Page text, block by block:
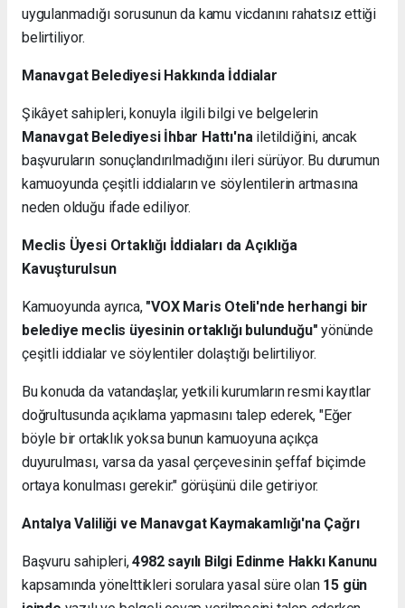
uygulanmadığı sorusunun da kamu vicdanını rahatsız ettiği
belirtiliyor.
Manavgat Belediyesi Hakkında İddialar
Şikâyet sahipleri, konuyla ilgili bilgi ve belgelerin
Manavgat Belediyesi İhbar Hattı'na iletildiğini, ancak
başvuruların sonuçlandırılmadığını ileri sürüyor. Bu durumun
kamuoyunda çeşitli iddiaların ve söylentilerin artmasına
neden olduğu ifade ediliyor.
Meclis Üyesi Ortaklığı İddiaları da Açıklığa
Kavuşturulsun
Kamuoyunda ayrıca, "VOX Maris Oteli'nde herhangi bir
belediye meclis üyesinin ortaklığı bulunduğu" yönünde
çeşitli iddialar ve söylentiler dolaştığı belirtiliyor.
Bu konuda da vatandaşlar, yetkili kurumların resmi kayıtlar
doğrultusunda açıklama yapmasını talep ederek, "Eğer
böyle bir ortaklık yoksa bunun kamuoyuna açıkça
duyurulması, varsa da yasal çerçevesinin şeffaf biçimde
ortaya konulması gerekir." görüşünü dile getiriyor.
Antalya Valiliği ve Manavgat Kaymakamlığı'na Çağrı
Başvuru sahipleri,4982 sayılı Bilgi Edinme Hakkı Kanunu
kapsamında yönelttikleri sorulara yasal süre olan 15 gün